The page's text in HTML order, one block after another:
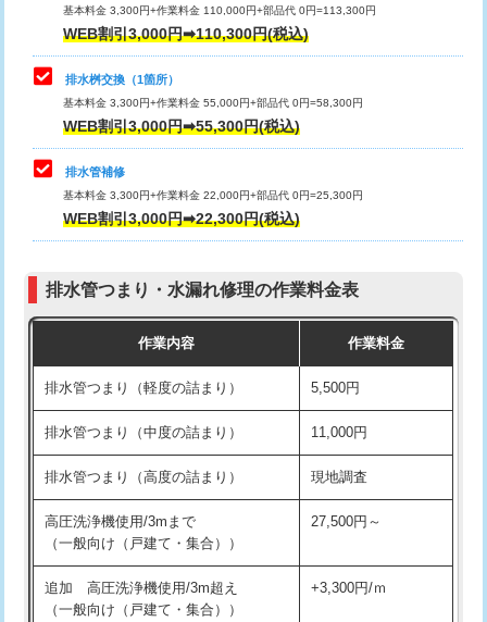
マス交換（深さ50㎝以上）
コンクリート斫り（厚さ10㎝まで）
コンクリート斫り（厚さ10㎝超え）
モルタル補修（厚さ10㎝まで）
モルタル補修（厚さ10㎝超え）
追加人工 16,500円
現場見積
※給水管工事は20mmまでの価格です。
交換・取付（タンク）
交換・取付(単水栓（壁付・デッキ
式）)
交換・取付(混合水栓（壁付・デッキ
式・ワンホール）)
16,500円+材料費
交換・取付(排水栓・排水トラップ
交換・取付（その他部品） 11,000円+材料費
持込商品取付（単水栓） 13,200円
持込商品取付（混合水栓） 16,500円
持込商品取付（浄水器・分岐水栓） 16,500円
給水管工事※（ホール加工) 16,500円
給水管工事※（バンド止め) 3,300円
給水管工事※（支持金具設置)
給水管工事※（保温材使用（バンド止
め込み）)
5,500円
基本料金 3,300円+作業料金 110,000円+部品代 0円=113,300円
WEB割引3,000円➡110,300円(税込)
排水桝交換（1箇所）
基本料金 3,300円+作業料金 55,000円+部品代 0円=58,300円
WEB割引3,000円➡55,300円(税込)
排水管補修
基本料金 3,300円+作業料金 22,000円+部品代 0円=25,300円
WEB割引3,000円➡22,300円(税込)
排水管つまり・水漏れ修理の作業料金表
作業内容 作業料金
排水管つまり（軽度の詰まり） 5,500円
排水管つまり（中度の詰まり） 11,000円
排水管つまり（高度の詰まり） 現地調査
高圧洗浄機使用/3mまで
（一般向け（戸建て・集合））
27,500円～
追加 高圧洗浄機使用/3m超え
（一般向け（戸建て・集合））
+3,300円/ｍ